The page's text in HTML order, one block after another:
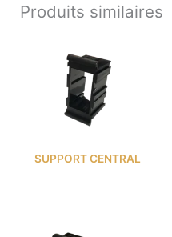
Produits similaires
SUPPORT CENTRAL